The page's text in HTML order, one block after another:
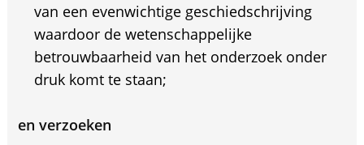
van een evenwichtige geschiedschrijving
waardoor de wetenschappelijke
betrouwbaarheid van het onderzoek onder
druk komt te staan;
en verzoeken